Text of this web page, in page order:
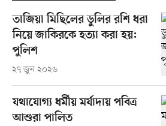
তাজিয়া মিছিলের ডুলির রশি ধরা
নিয়ে জাকিরকে হত্যা করা হয়:
পুলিশ
২৭ জুন ২০২৬
যথাযোগ্য ধর্মীয় মর্যাদায় পবিত্র
আশুরা পালিত